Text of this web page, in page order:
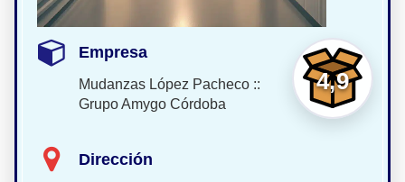
4,9
Empresa
Mudanzas López Pacheco ::
Grupo Amygo Córdoba
Dirección